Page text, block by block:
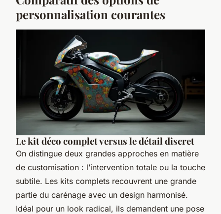
personnalisation courantes
Le kit déco complet versus le détail discret
On distingue deux grandes approches en matière
de customisation : l’intervention totale ou la touche
subtile. Les kits complets recouvrent une grande
partie du carénage avec un design harmonisé.
Idéal pour un look radical, ils demandent une pose